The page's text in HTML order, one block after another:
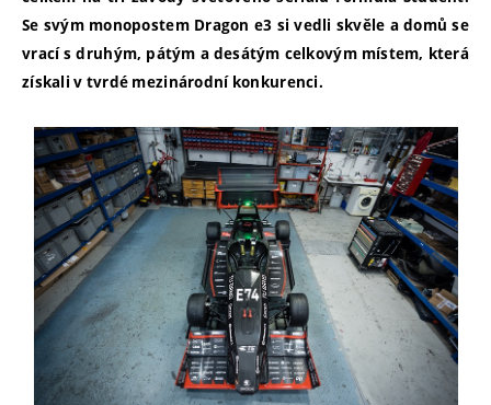
Se svým monopostem Dragon e3 si vedli skvěle a domů se
vrací s druhým, pátým a desátým celkovým místem, která
získali v tvrdé mezinárodní konkurenci.